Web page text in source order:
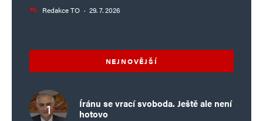
Redakce TO · 29. 7. 2026
NEJNOVĚJŠÍ
Íránu se vrací svoboda. Ještě ale není
hotovo